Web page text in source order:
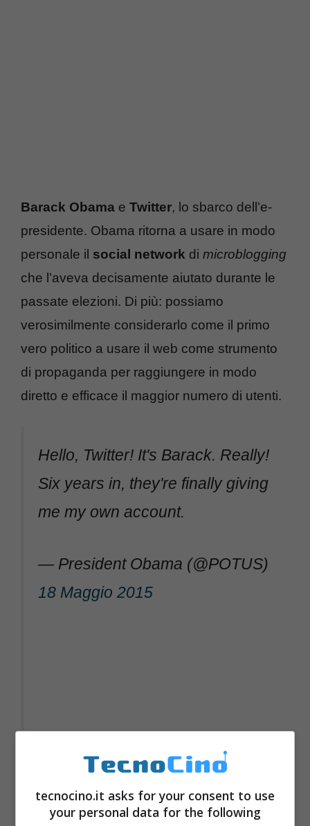
Barack Obama e Twitter, lo sbarco dell’e-
presidente. Obama ritorna a usare in modo
personale il social network di microblogging
che l’aveva decisamente aiutato durante le
passate elezioni. Di più: possiamo
verosimilmente considerarlo come il primo
vero politico a usare il web come strumento
di propaganda per raggiungere in modo
diretto e efficace il maggior numero di utenti.
Hello, Twitter! It's Barack. Really!
Six years in, they're finally giving
me my own account.
— President Obama (@POTUS)
18 Maggio 2015
tecnocino.it asks for your consent to use
your personal data for the following